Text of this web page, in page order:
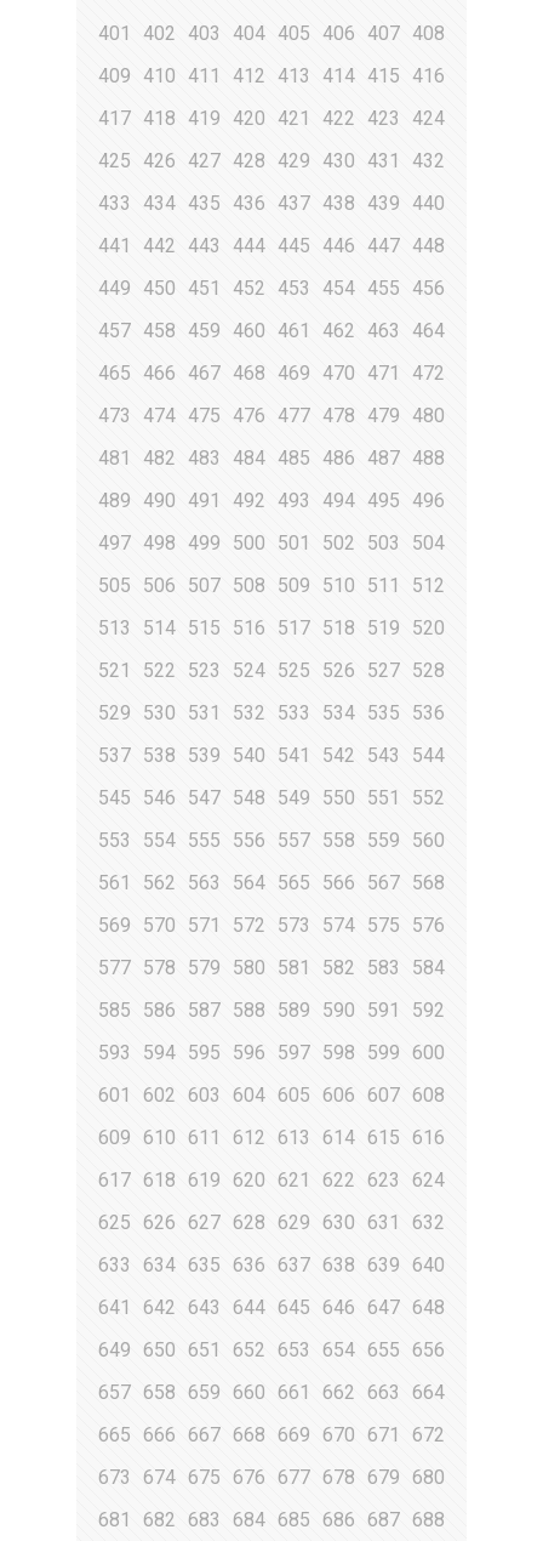
401
402 403 404 405 406 407 408
409
410 411 412 413 414 415
416
417 418 419 420 421 422 423
424
425
426 427 428 429 430 431
432
433
434 435 436 437 438 439
440
441
442 443 444 445 446 447 448
449
450 451 452 453 454 455
456
457 458 459 460 461 462 463
464
465
466 467 468 469 470 471
472
473
474 475 476 477 478 479
480
481
482 483 484 485 486 487 488
489
490 491 492 493 494 495
496
497 498 499 500 501 502 503
504
505
506 507 508 509 510 511
512
513
514 515 516 517 518 519
520
521
522 523 524 525 526 527 528
529
530 531 532 533 534 535
536
537 538 539 540 541 542 543
544
545
546 547 548 549 550 551
552
553
554 555 556 557 558 559
560
561
562 563 564 565 566 567 568
569
570 571 572 573 574 575
576
577 578 579 580 581 582 583
584
585
586 587 588 589 590 591
592
593
594 595 596 597 598 599
600
601
602 603 604 605 606 607 608
609
610 611 612 613 614 615
616
617 618 619 620 621 622 623
624
625
626 627 628 629 630 631
632
633
634 635 636 637 638 639 640
641
642 643 644 645 646 647 648
649
650 651 652 653 654 655 656
657 658 659 660 661 662 663
664
665
666 667 668 669 670 671
672
673
674 675 676 677 678 679
680
681
682 683 684 685 686 687 688